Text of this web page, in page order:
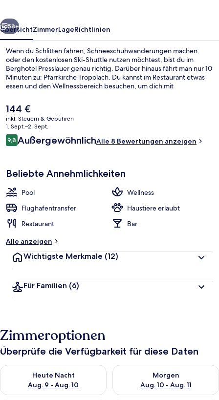
Weiter
58+
ÜbersichtZimmerLageRichtlinien
Wenn du Schlitten fahren, Schneeschuhwanderungen machen
oder den kostenlosen Ski-Shuttle nutzen möchtest, bist du im
Berghotel Presslauer genau richtig. Darüber hinaus fährt man nur 10
Minuten zu: Pfarrkirche Tröpolach. Du kannst im Restaurant etwas
essen und den Wellnessbereich besuchen, um dich mit
verwöhnen zu lassen. Eine Bar/Lounge, eine Sauna und ein
Dampfbad sind weitere Highlights. Ebenfalls vorhanden sind
Skipässe und ein Skiraum.
Der
aktuelle
Preis
beträgt
144 €.
144 €
inkl. Steuern & Gebühren
1. Sept.–2. Sept.
Bewertungen
9,89,8 von 10.
AußergewöhnlichAlle 8 Bewertungen anzeigen
Beliebte Annehmlichkeiten
Pool
Wellness
Flughafentransfer
Haustiere erlaubt
Restaurant
Bar
Alle anzeigen
Wichtigste Merkmale (12)
Für Familien (6)
Zimmeroptionen
Überprüfe die Verfügbarkeit für diese Daten
Heute Nacht
Aug. 9 - Aug. 10
Überprüfe die Verfügbarkeit für heute Nacht, Aug. 9 - Aug.
Morgen
Aug. 10 - Aug. 11
Überprüfe die Verfügbarkeit